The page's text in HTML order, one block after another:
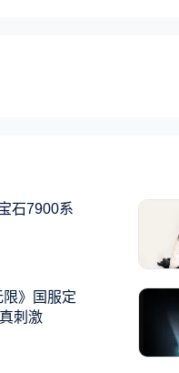
石7900系
》国服定
刺激